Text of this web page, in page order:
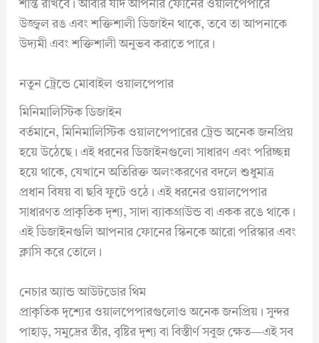
শান্ত রাখবে। আবার যদি আপনার ফোনের ওয়ালপেপারে
উজ্জ্বল রঙ এবং শক্তিশালী ডিজাইন থাকে, তবে তা আপনাকে
উদ্যমী এবং শক্তিশালী অনুভব করাতে পারে।
নতুন ট্রেন্ডে মোবাইল ওয়ালপেপার
মিনিমালিস্টিক ডিজাইন
বর্তমানে, মিনিমালিস্টিক ওয়ালপেপারের ট্রেন্ড অনেক জনপ্রিয়
হয়ে উঠেছে। এই ধরনের ডিজাইনগুলো সাধারণ এবং পরিচ্ছন্ন
হয়ে থাকে, যেখানে অতিরিক্ত অলংকরণের বদলে শুধুমাত্র
প্রধান বিষয় বা ছবি ফুটে ওঠে। এই ধরনের ওয়ালপেপার
সাধারণত প্রাকৃতিক দৃশ্য, সাদা ব্যাকগ্রাউন্ড বা একক রঙে থাকে।
এই ডিজাইনগুলি আপনার ফোনের স্কিনকে আরো পরিস্কার এবং
ক্লাসি করে তোলে।
নেচার অ্যান্ড আউটডোর থিম
প্রাকৃতিক দৃশ্যের ওয়ালপেপারগুলোও অনেক জনপ্রিয়। সুন্দর
পাহাড়, সমুদ্রের তীর, বৃষ্টির দৃশ্য বা বিস্তীর্ণ সবুজ ক্ষেত—এই সব